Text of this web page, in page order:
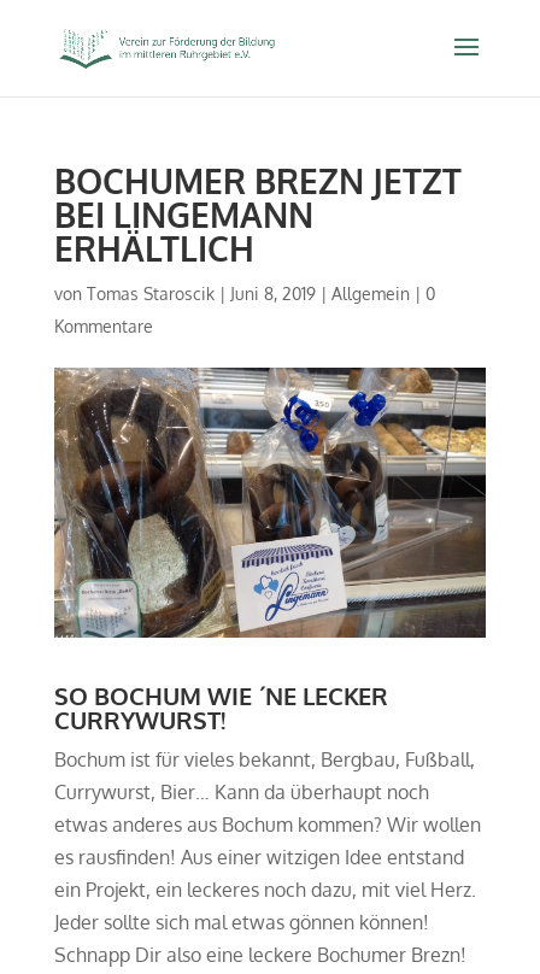
BOCHUMER BREZN JETZT
BEI LINGEMANN
ERHÄLTLICH
von Tomas Staroscik| Juni 8, 2019| Allgemein| 0
Kommentare
SO BOCHUM WIE ´NE LECKER
CURRYWURST!
Bochum ist für vieles bekannt, Bergbau, Fußball,
Currywurst, Bier… Kann da überhaupt noch
etwas anderes aus Bochum kommen? Wir wollen
es rausfinden! Aus einer witzigen Idee entstand
ein Projekt, ein leckeres noch dazu, mit viel Herz.
Jeder sollte sich mal etwas gönnen können!
Schnapp Dir also eine leckere Bochumer Brezn!